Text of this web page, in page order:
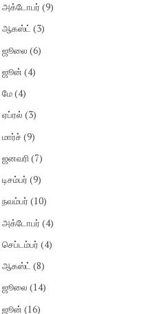
அக்டோபர் (9)
ஆகஸ்ட் (3)
ஜூலை (6)
ஜூன் (4)
மே(4)
ஏப்ரல் (3)
மார்ச்(9)
ஜனவரி(7)
டிசம்பர் (9)
நவம்பர் (10)
அக்டோபர் (4)
செப்டம்பர் (4)
ஆகஸ்ட் (8)
ஜூலை (14)
ஜூன் (16)